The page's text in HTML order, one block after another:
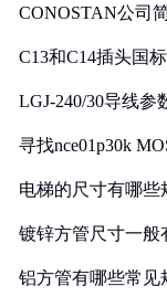
CONOSTAN公司
C13和C14插头国
LGJ-240/30导线参
寻找nce01p30k
电梯的尺寸有哪些
镀锌方管尺寸一般
铝方管有哪些常见